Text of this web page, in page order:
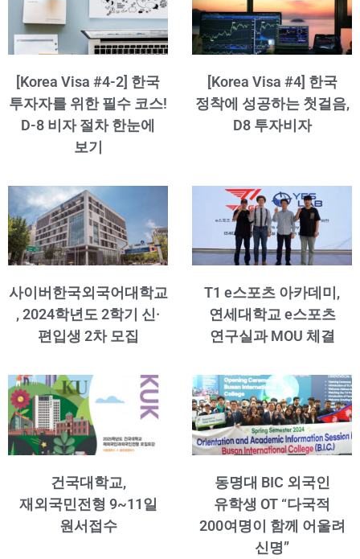
[Korea Visa #4-2] 한국
투자자를 위한 필수 코스!
D-8 비자 절차 한눈에
보기
[Korea Visa #4] 한국
정착에 성공하는 첫걸음,
D8 투자비자
사이버한국외국어대학교
, 2024학년도 2학기 신·
편입생 2차 모집
T1 e스포츠 아카데미,
연세대학교 e스포츠
연구실과 MOU 체결
건국대학교,
재외국민전형 9~11일
원서접수
동명대 BIC 외국인
유학생 OT “다국적
200여명이 함께 어울려
신명”